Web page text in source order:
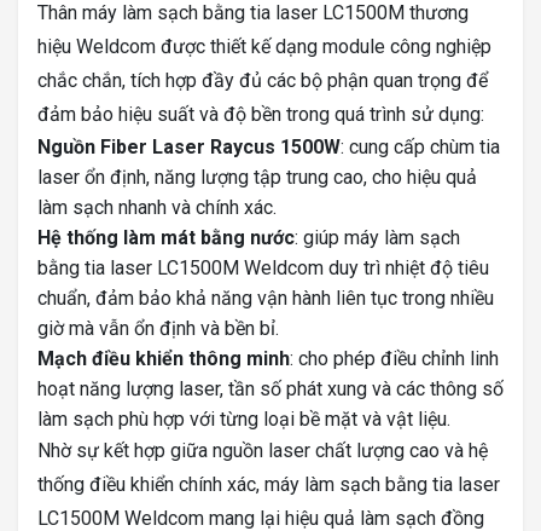
Thân máy làm sạch bằng tia laser LC1500M thương
hiệu Weldcom được thiết kế dạng module công nghiệp
chắc chắn, tích hợp đầy đủ các bộ phận quan trọng để
đảm bảo hiệu suất và độ bền trong quá trình sử dụng:
Nguồn Fiber Laser Raycus 1500W: cung cấp chùm tia
laser ổn định, năng lượng tập trung cao, cho hiệu quả
làm sạch nhanh và chính xác.
Hệ thống làm mát bằng nước: giúp máy làm sạch
bằng tia laser LC1500M Weldcom duy trì nhiệt độ tiêu
chuẩn, đảm bảo khả năng vận hành liên tục trong nhiều
giờ mà vẫn ổn định và bền bỉ.
Mạch điều khiển thông minh: cho phép điều chỉnh linh
hoạt năng lượng laser, tần số phát xung và các thông số
làm sạch phù hợp với từng loại bề mặt và vật liệu.
Nhờ sự kết hợp giữa nguồn laser chất lượng cao và hệ
thống điều khiển chính xác, máy làm sạch bằng tia laser
LC1500M Weldcom mang lại hiệu quả làm sạch đồng